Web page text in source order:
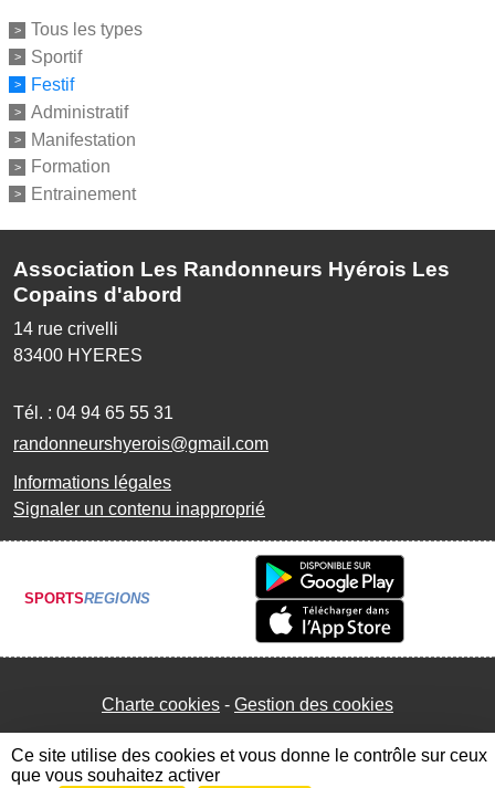
Tous les types
Sportif
Festif
Administratif
Manifestation
Formation
Entrainement
Association Les Randonneurs Hyérois Les
Copains d'abord
14 rue crivelli
83400 HYERES
Tél. : 04 94 65 55 31
randonneurshyerois@gmail.com
Informations légales
Signaler un contenu inapproprié
SPORTSREGIONS
Charte cookies Gestion des cookies
Ce site utilise des cookies et vous donne le contrôle sur ceux
que vous souhaitez activer